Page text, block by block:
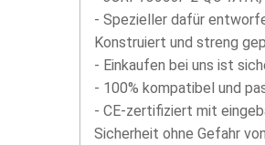
- Spezieller dafür
Konstruiert und streng
- Einkaufen bei uns ist
- 100% kompatibel und
- CE-zertifiziert mit
Sicherheit ohne Gefahr